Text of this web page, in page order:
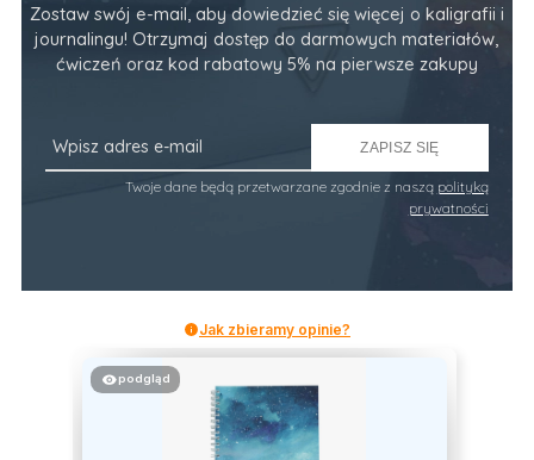
Zostaw swój e-mail, aby dowiedzieć się więcej o kaligrafii i
journalingu! Otrzymaj dostęp do darmowych materiałów,
ćwiczeń oraz kod rabatowy 5% na pierwsze zakupy
ZAPISZ SIĘ
Twoje dane będą przetwarzane zgodnie z naszą polityką
prywatności
Jak zbieramy opinie?
podgląd